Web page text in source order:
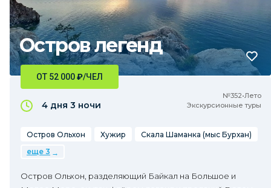
Остров легенд
№352•Лето
Экскурсионные туры
ОТ 52 000₽/ЧЕЛ
4 дня 3 ночи
Остров Ольхон Хужир
Скала Шаманка (мыс Бурхан)
еще 3
Остров Ольхон, разделяющий Байкал на Большое и